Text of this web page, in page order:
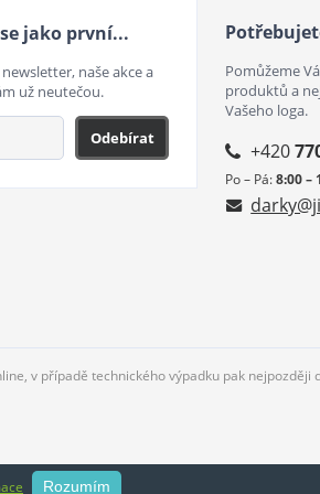
jako první...
naše akce a
už neutečou.
Odebírat
Pomůžeme
produktů a
Vašeho loga.
+420
Po – Pá:8:00 –
v případě technického výpadku pak nejpozději
Rozumím